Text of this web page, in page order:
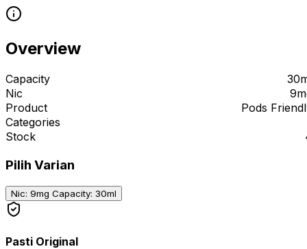
Overview
Capacity
Nic
Product
Categories
Pods
Stock
Pilih Varian
Nic: 9mg Capacity: 30ml
Pasti Original